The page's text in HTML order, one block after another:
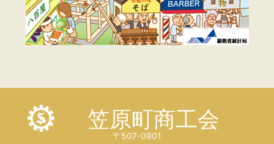
笠原町商工会
〒507-0901